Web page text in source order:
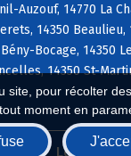
pour récolter
moment en
Auzouf, 14770 La
14350
Bocage, 14350
14350 St-
Le réseau